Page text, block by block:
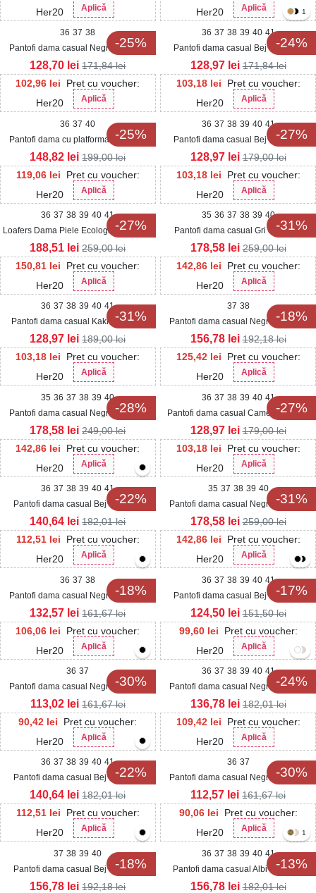
Her20 Aplică Her20 Aplică
-25%
36 37 38
Pantofi dama casual Negri din Piele
Ecologica Alexsia
102,96 lei
Pret cu voucher:
Her20
Aplică
128,70 lei 171,84lei
-24%
1
36 37 38 39 40 41
Pantofi dama casual Bej din Piele
Ecologica Raley
103,18 lei
Pret cu voucher:
Her20
Aplică
128,97 lei 171,84lei
-25%
36 37 40
Pantofi dama cu platforma Negri din
Piele Ecologica Intoarsa Anwen2
119,06 lei
Pret cu voucher:
Her20
Aplică
148,82 lei 199,00lei
-27%
36 37 38 39 40 41
Pantofi dama casual Bej din Piele
Ecologica Daniyla
103,18 lei
Pret cu voucher:
Her20
Aplică
128,97 lei 179,00lei
-27%
36 37 38 39 40 41
Loafers Dama Piele Ecologica Intoarsa
Negri Sidhi3
150,81 lei
Pret cu voucher:
Her20
Aplică
188,51 lei 259,00lei
-31%
35 36 37 38 39 40
Pantofi dama casual Gri din Piele
Ecologica Trisha
142,86 lei
Pret cu voucher:
Her20
Aplică
178,58 lei 259,00lei
-31%
36 37 38 39 40 41
Pantofi dama casual Kaki din Piele
Ecologica Cailie
103,18 lei
Pret cu voucher:
Her20
Aplică
128,97 lei 189,00lei
-18%
37 38
Pantofi dama casual Negri din Piele
Ecologica Intoarsa Mirana2
125,42 lei
Pret cu voucher:
Her20
Aplică
156,78 lei 192,18lei
-28%
35 36 37 38 39 40
Pantofi dama casual Negri din Piele
Ecologica Fareha
142,86 lei
Pret cu voucher:
Her20
Aplică
178,58 lei 249,00lei
-27%
36 37 38 39 40 41
Pantofi dama casual Camel din Piele
Ecologica Intoarsa Isolia
103,18 lei
Pret cu voucher:
Her20
Aplică
128,97 lei 179,00lei
-22%
36 37 38 39 40 41
Pantofi dama casual Bej din Piele
Ecologica Zahia
112,51 lei
Pret cu voucher:
Her20
Aplică
140,64 lei 182,01lei
-31%
35 37 38 39 40
Pantofi dama casual Negri din Piele
Ecologica Trisha
142,86 lei
Pret cu voucher:
Her20
Aplică
178,58 lei 259,00lei
-18%
36 37 38
Pantofi dama casual Negri din Piele
Ecologica Lacuita Ruway3
106,06 lei
Pret cu voucher:
Her20
Aplică
132,57 lei 161,67lei
-17%
36 37 38 39 40 41
Pantofi dama casual Bej din Piele
Ecologica Lacuita Vitalia
99,60 lei
Pret cu voucher:
Her20
Aplică
124,50 lei 151,50lei
-30%
36 37
Pantofi dama casual Negri din Piele
Ecologica Ruway
90,42 lei
Pret cu voucher:
Her20
Aplică
113,02 lei 161,67lei
-24%
36 37 38 39 40 41
Pantofi dama casual Negri din Piele
Ecologica Aleena
109,42 lei
Pret cu voucher:
Her20
Aplică
136,78 lei 182,01lei
-22%
36 37 38 39 40 41
Pantofi dama casual Bej din Piele
Ecologica Lacuita Kamela
112,51 lei
Pret cu voucher:
Her20
Aplică
140,64 lei 182,01lei
-30%
36 37
Pantofi dama casual Negri din Piele
Ecologica Dalice
90,06 lei
Pret cu voucher:
Her20
Aplică
112,57 lei 161,67lei
-18%
37 38 39 40
Pantofi dama casual Bej din Piele
Ecologica Mirana
156,78 lei 192,18lei
-13%
1
36 37 38 39 40 41
Pantofi dama casual Albi din Piele
Ecologica Akeria
156,78 lei 182,01lei